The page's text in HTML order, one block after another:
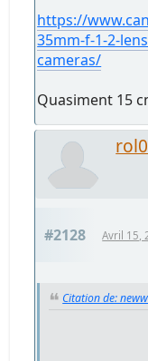
https://
35mm-f-1-2-
cameras/
Quasiment 15
#2128 Avril 15,
Citation de: